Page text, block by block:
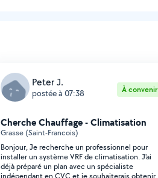
Peter J.
postée à 07:38 À convenir
Cherche Chauffage - Climatisation
Grasse (Saint-Francois)
Bonjour, Je recherche un professionnel pour
installer un système VRF de climatisation. J'ai
déjà préparé un plan avec un spécialiste
indépendant en CVC et je souhaiterais obtenir